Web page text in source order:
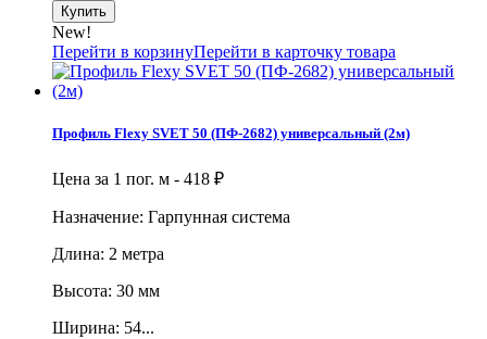
New!
Перейти в корзинуПерейти в карточку товара
Профиль Flexy SVET 50 (ПФ-2682) универсальный (2м)
Цена за 1 пог. м - 418 ₽
Назначение: Гарпунная система
Длина: 2 метра
Высота: 30 мм
Ширина: 54...